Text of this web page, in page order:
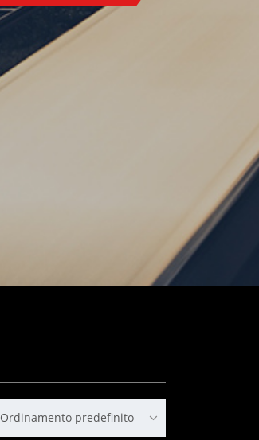
Ordinamento predefinito